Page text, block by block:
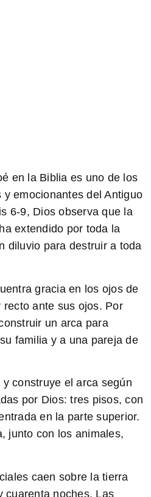
en la Biblia es uno de los
emocionantes del Antiguo
6-9, Dios observa que la
extendido por toda la
diluvio para destruir a toda
gracia en los ojos de
ante sus ojos. Por
un arca para
familia y a una pareja de
construye el arca según
por Dios: tres pisos, con
en la parte superior.
junto con los animales,
caen sobre la tierra
cuarenta noches. Las